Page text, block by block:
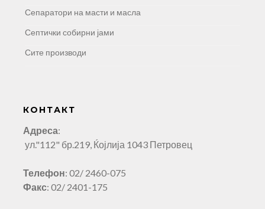
Сепаратори на масти и масла
Септички собирни јами
Сите производи
КОНТАКТ
Адреса:
ул."112" бр.219, Ќојлија 1043 Петровец
Телефон: 02/ 2460-075
Факс: 02/ 2401-175